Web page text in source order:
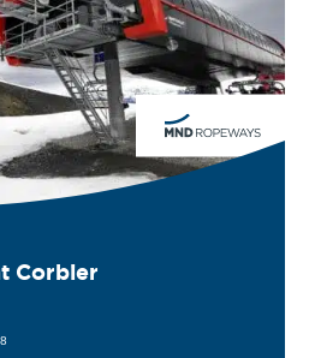
Corbier